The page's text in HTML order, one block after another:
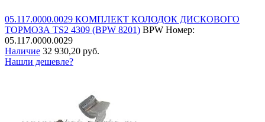
05.117.0000.0029 КОМПЛЕКТ КОЛОДОК ДИСКОВОГО
ТОРМОЗА TS2 4309 (BPW 8201) BPW Номер:
05.117.0000.0029
Наличие 32 930,20 руб.
Нашли дешевле?